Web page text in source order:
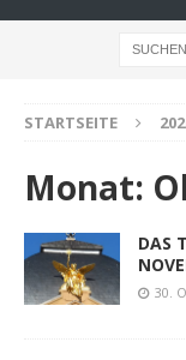
STARTSEITE
Monat:
DAS
30.